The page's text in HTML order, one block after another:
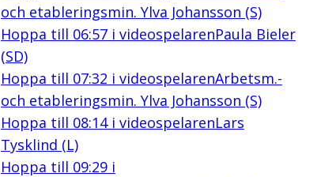
och etableringsmin. Ylva Johansson (S)
Hoppa till 06:57i videospelarenPaula Bieler
(SD)
Hoppa till 07:32 i videospelarenArbetsm.-
och etableringsmin. Ylva Johansson (S)
Hoppa till 08:14i videospelarenLars
Tysklind (L)
Hoppa till 09:29i